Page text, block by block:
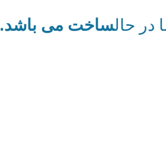
در حالساخت می باشد.